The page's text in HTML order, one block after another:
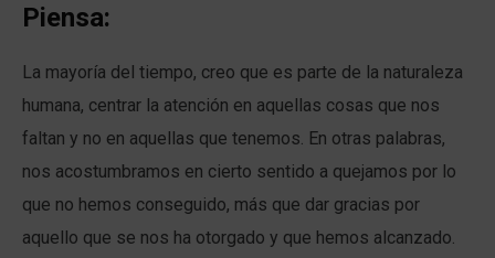
Piensa:
La mayoría del tiempo, creo que es parte de la naturaleza
humana, centrar la atención en aquellas cosas que nos
faltan y no en aquellas que tenemos. En otras palabras,
nos acostumbramos en cierto sentido a quejamos por lo
que no hemos conseguido, más que dar gracias por
aquello que se nos ha otorgado y que hemos alcanzado.